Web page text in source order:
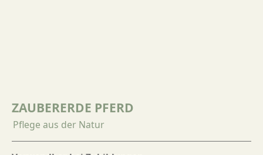
ZAUBERERDE PFERD
Pflege aus der Natur